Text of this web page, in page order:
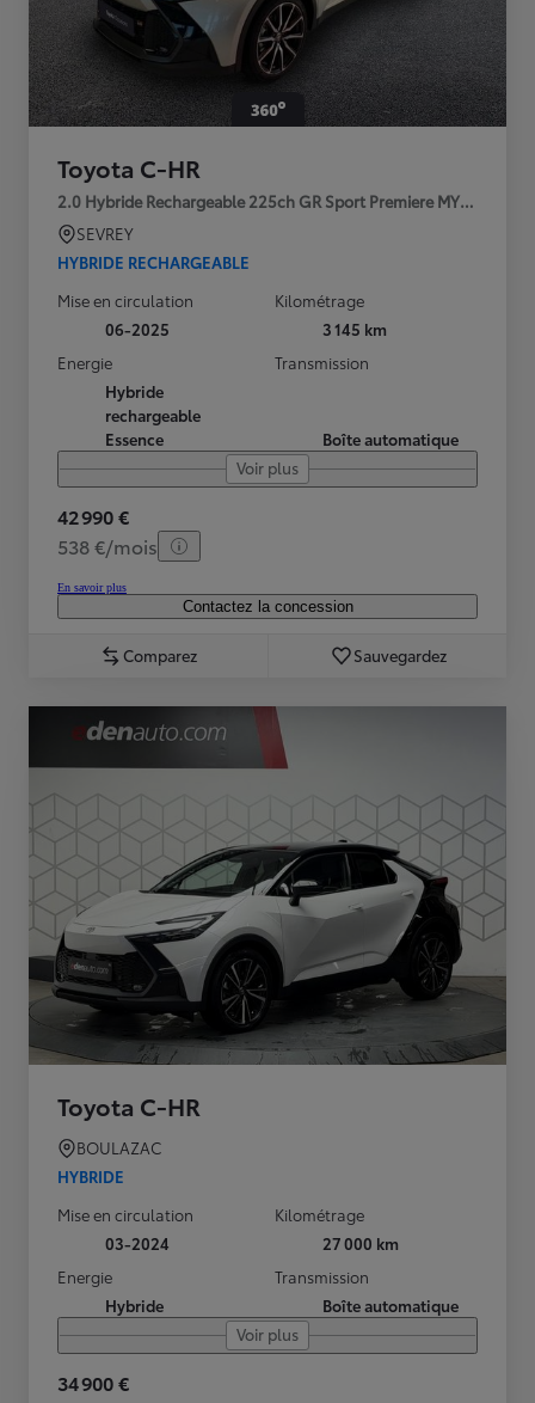
Toyota C-HR
2.0 Hybride Rechargeable 225ch GR Sport Premiere MY25
SEVREY
HYBRIDE RECHARGEABLE
Mise en circulation
06-2025
Kilométrage
3 145 km
Energie
Hybride
rechargeable
Essence
Transmission
Boîte automatique
Voir plus
42 990 €
538 €/mois
En savoir plus
Contactez la concession
Comparez Sauvegardez
Toyota C-HR
BOULAZAC
HYBRIDE
Mise en circulation
03-2024
Kilométrage
27 000 km
Energie
Hybride
Transmission
Boîte automatique
Voir plus
34 900 €